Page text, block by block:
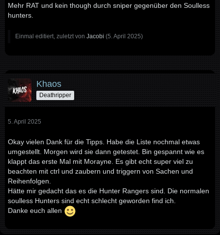
Mehr RAT und kein though durch sniper gegenüber den Soulless
hunters.
Einmal editiert, zuletzt von Jacobi (5. April 2025)
Khaos
Deathripper
5. April 2025
Okay vielen Dank für die Tipps. Habe die Liste nochmal etwas
umgestellt. Morgen wird sie dann getestet. Bin gespannt wie es
klappt das erste Mal mit Morayne. Es gibt echt super viel zu
beachten mit ctrl und zaubern und triggern von Sachen und
Reihenfolgen.
Hätte mir gedacht das es die Hunter Rangers sind. Die normalen
soulless Hunters sind echt schlecht geworden find ich.
Danke euch allen